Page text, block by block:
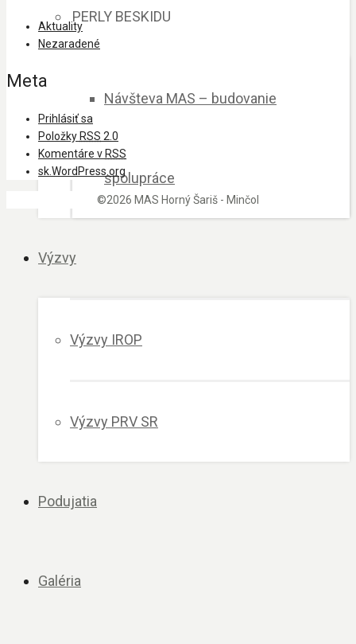
PERLY BESKIDU
Návšteva MAS – budovanie
spolupráce
Výzvy
Výzvy IROP
Výzvy PRV SR
Podujatia
Galéria
Aktuality
Nezaradené
Meta
Prihlásiť sa
Položky RSS 2.0
Komentáre v RSS
sk.WordPress.org
©2026 MAS Horný Šariš - Minčol